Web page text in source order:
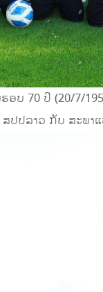
70 ປີ (20/7/
ປປລາວ ກັບ ສະພາ